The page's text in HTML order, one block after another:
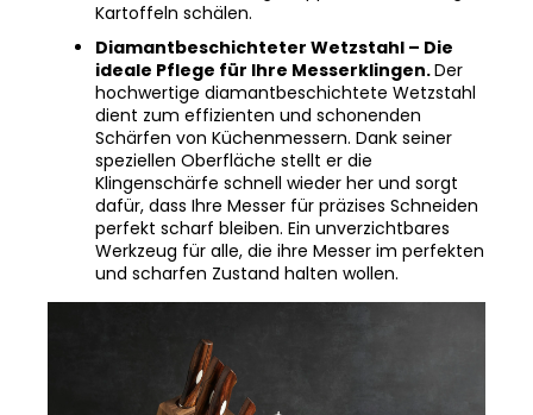
Diamantbeschichteter Wetzstahl – Die
ideale Pflege für Ihre Messerklingen.Der
hochwertige diamantbeschichtete Wetzstahl
dient zum effizienten und schonenden
Schärfen von Küchenmessern. Dank seiner
speziellen Oberfläche stellt er die
Klingenschärfe schnell wieder her und sorgt
dafür, dass Ihre Messer für präzises Schneiden
perfekt scharf bleiben. Ein unverzichtbares
Werkzeug für alle, die ihre Messer im perfekten
und scharfen Zustand halten wollen.